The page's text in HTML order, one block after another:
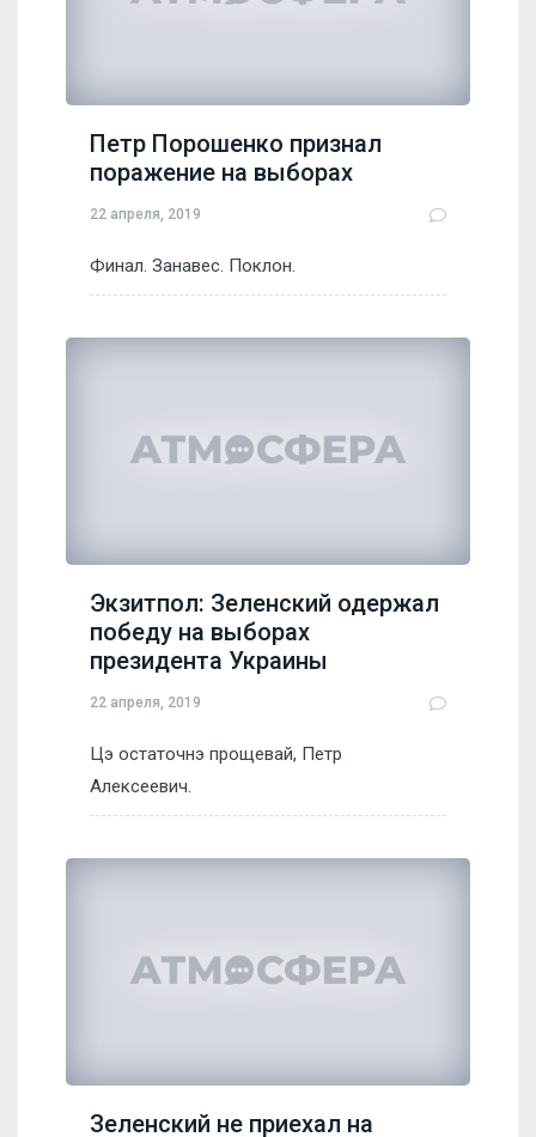
Петр Порошенко признал
поражение на выборах
22 апреля, 2019
Финал. Занавес. Поклон.
Экзитпол: Зеленский одержал
победу на выборах
президента Украины
22 апреля, 2019
Цэ остаточнэ прощевай, Петр
Алексеевич.
Зеленский не приехал на